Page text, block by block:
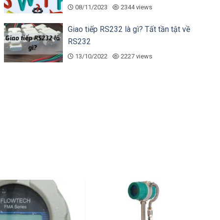
08/11/2023 2344 views
Giao tiếp RS232 là gì? Tất tần tật về
RS232
13/10/2022 2227 views